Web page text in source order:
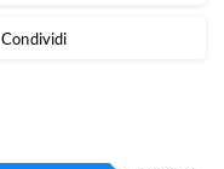
Condividi